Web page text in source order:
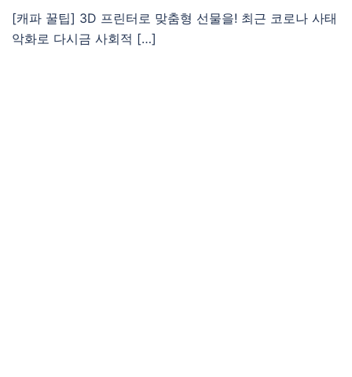
[캐파 꿀팁] 3D 프린터로 맞춤형 선물을! 최근 코로나 사태
악화로 다시금 사회적 […]